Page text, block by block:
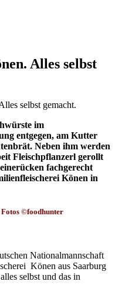
Alles selbst
im
entgegen, am Kutter
Neben ihm werden
Fleischpflanzerl gerollt
fachgerecht
Könen in
©foodhunter
Nationalmannschaft
Könen aus Saarburg
selbst und das in